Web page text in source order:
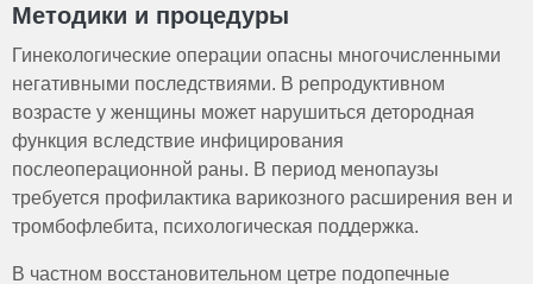
Методики и процедуры
Гинекологические операции опасны многочисленными
негативными последствиями. В репродуктивном
возрасте у женщины может нарушиться детородная
функция вследствие инфицирования
послеоперационной раны. В период менопаузы
требуется профилактика варикозного расширения вен и
тромбофлебита, психологическая поддержка.
В частном восстановительном цетре подопечные